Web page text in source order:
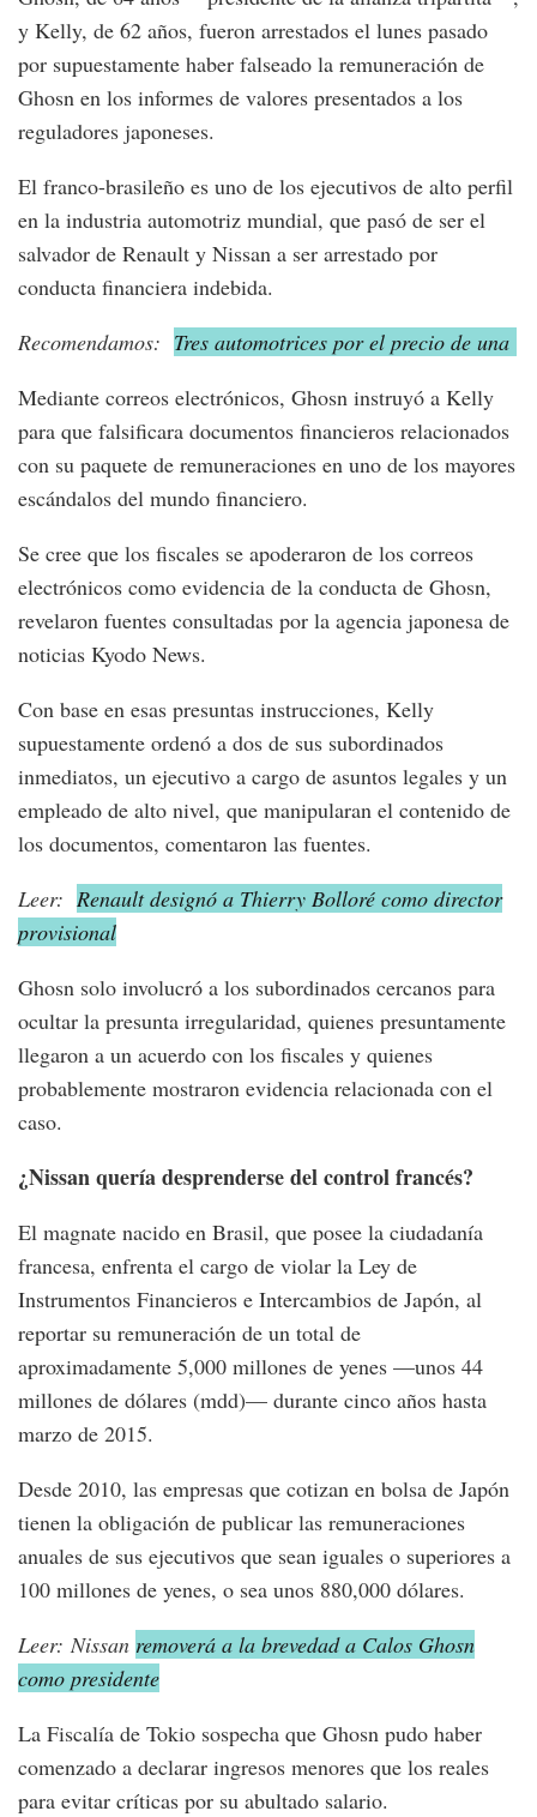
y Kelly, de 62 años, fueron arrestados el lunes pasado
por supuestamente haber falseado la remuneración de
Ghosn en los informes de valores presentados a los
reguladores japoneses.
El franco-brasileño es uno de los ejecutivos de alto perfil
en la industria automotriz mundial, que pasó de ser el
salvador de Renault y Nissan a ser arrestado por
conducta financiera indebida.
Recomendamos: Tres automotrices por el precio de una
Mediante correos electrónicos, Ghosn instruyó a Kelly
para que falsificara documentos financieros relacionados
con su paquete de remuneraciones en uno de los mayores
escándalos del mundo financiero.
Se cree que los fiscales se apoderaron de los correos
electrónicos como evidencia de la conducta de Ghosn,
revelaron fuentes consultadas por la agencia japonesa de
noticias Kyodo News.
Con base en esas presuntas instrucciones, Kelly
supuestamente ordenó a dos de sus subordinados
inmediatos, un ejecutivo a cargo de asuntos legales y un
empleado de alto nivel, que manipularan el contenido de
los documentos, comentaron las fuentes.
Leer: Renault designó a Thierry Bolloré como director
provisional
Ghosn solo involucró a los subordinados cercanos para
ocultar la presunta irregularidad, quienes presuntamente
llegaron a un acuerdo con los fiscales y quienes
probablemente mostraron evidencia relacionada con el
caso.
¿Nissan quería desprenderse del control francés?
El magnate nacido en Brasil, que posee la ciudadanía
francesa, enfrenta el cargo de violar la Ley de
Instrumentos Financieros e Intercambios de Japón, al
reportar su remuneración de un total de
aproximadamente 5,000 millones de yenes —unos 44
millones de dólares (mdd)— durante cinco años hasta
marzo de 2015.
Desde 2010, las empresas que cotizan en bolsa de Japón
tienen la obligación de publicar las remuneraciones
anuales de sus ejecutivos que sean iguales o superiores a
100 millones de yenes, o sea unos 880,000 dólares.
Leer: Nissan removerá a la brevedad a Calos Ghosn
como presidente
La Fiscalía de Tokio sospecha que Ghosn pudo haber
comenzado a declarar ingresos menores que los reales
para evitar críticas por su abultado salario.